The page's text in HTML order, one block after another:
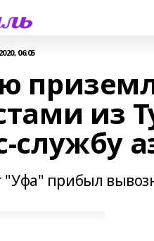
06:05
из
службу
"Уфа" прибыл